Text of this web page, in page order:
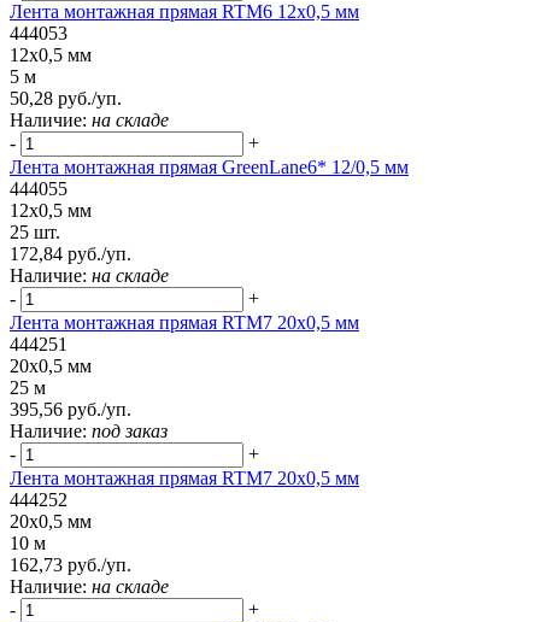
Лента монтажная прямая RTM6 12x0,5 мм
444053
12x0,5 мм
5 м
50,28 руб./уп.
Наличие: на складе
-
+
Лента монтажная прямая GreenLane6* 12/0,5 мм
444055
12x0,5 мм
25 шт.
172,84 руб./уп.
Наличие: на складе
-
+
Лента монтажная прямая RTM7 20x0,5 мм
444251
20x0,5 мм
25 м
395,56 руб./уп.
Наличие: под заказ
-
+
Лента монтажная прямая RTM7 20x0,5 мм
444252
20x0,5 мм
10 м
162,73 руб./уп.
Наличие: на складе
-
+